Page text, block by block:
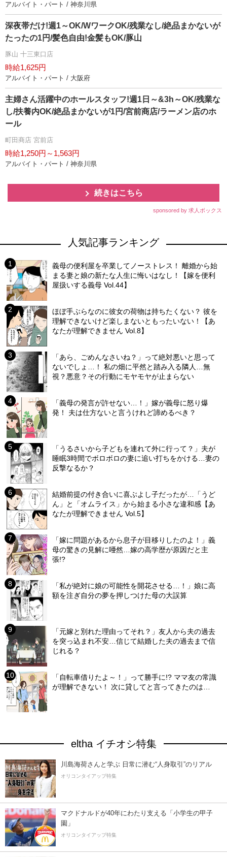
アルバイト・パート / 神奈川県
深夜帯だけ!週1～OK/WワークOK/残業なし/絶品まかないが
たったの1円/髪色自由!金髪もOK/豚山
豚山 十三東口店
時給1,625円
アルバイト・パート / 大阪府
主婦さん活躍中のホールスタッフ!週1日～&3h～OK/残業な
し/扶養内OK/絶品まかないが1円/宮前商店/ラーメン店のホ
ール
町田商店 宮前店
時給1,250円～1,563円
アルバイト・パート / 神奈川県
続きはこちら
sponsored by 求人ボックス
人気記事ランキング
義母の便利屋を卒業してノーストレス！ 離婚から始
まる妻と娘の新たな人生に悔いはなし！【嫁を便利
屋扱いする義母 Vol.44】
ほぼ手ぶらなのに彼女の荷物は持ちたくない？ 彼を
理解できないけど楽しまないともったいない！【あ
なたが理解できません Vol.8】
「あら、ごめんなさいね？」って絶対悪いと思って
ないでしょ…！ 私の畑に平然と踏み入る隣人…無
視？悪意？その行動にモヤモヤが止まらない
「義母の発言が許せない…！」嫁が義母に怒り爆
発！ 夫は仕方ないと言うけれど諦めるべき？
「うるさいから子どもを連れて外に行って？」夫が
睡眠3時間でボロボロの妻に追い打ちをかける…妻の
反撃なるか？
結婚前提の付き合いに喜ぶよし子だったが…「うど
ん」と「オムライス」から始まる小さな違和感【あ
なたが理解できません Vol.5】
「嫁に問題があるから息子が目移りしたのよ！」義
母の驚きの見解に唖然…嫁の高学歴が原因だと主
張!?
「私が絶対に娘の可能性を開花させる…！」娘に高
額を注ぎ自分の夢を押しつけた母の大誤算
「元嫁と別れた理由ってそれ？」友人から夫の過去
を突っ込まれ不安…信じて結婚した夫の過去まで信
じれる？
「自転車借りたよ～！」って勝手に!? ママ友の常識
が理解できない！ 次に貸してと言ってきたのは…
eltha イチオシ特集
川島海荷さんと学ぶ 日常に潜む“人身取引”のリアル
オリコンタイアップ特集
マクドナルドが40年にわたり支える「小学生の甲子
園」
オリコンタイアップ特集